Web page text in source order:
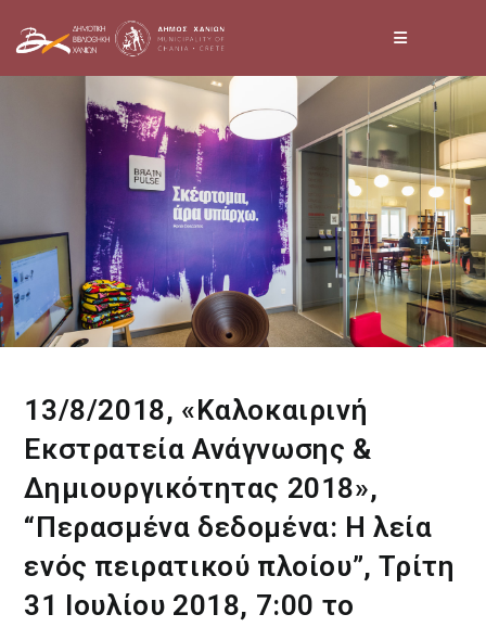
13/8/2018, «Καλοκαιρινή
Εκστρατεία Ανάγνωσης &
Δημιουργικότητας 2018»,
“Περασμένα δεδομένα: Η λεία
ενός πειρατικού πλοίου”, Τρίτη
31 Ιουλίου 2018, 7:00 το